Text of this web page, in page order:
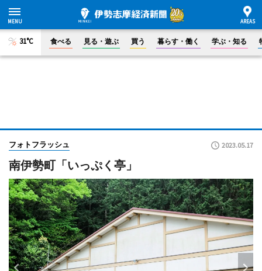
31°C 食べる 見る・遊ぶ 買う 暮らす・働く 学ぶ・知る
フォトフラッシュ 2023.05.17
南伊勢町「いっぷく亭」